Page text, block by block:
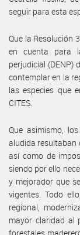
seguir para esta
Que la Resolución
en cuenta para
perjudicial (DENP)
contemplar en la
las especies que
CITES.
Que asimismo,
aludida resultaban
así como de
siendo por ello
y mejorador que
vigentes. Todo
regional,
mayor claridad al
forestales